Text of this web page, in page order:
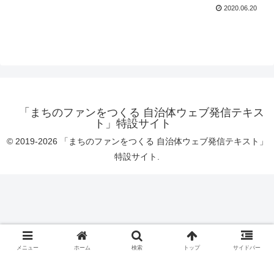
2020.06.20
「まちのファンをつくる 自治体ウェブ発信テキス
ト」特設サイト
© 2019-2026 「まちのファンをつくる 自治体ウェブ発信テキスト」
特設サイト.
メニュー ホーム 検索 トップ サイドバー